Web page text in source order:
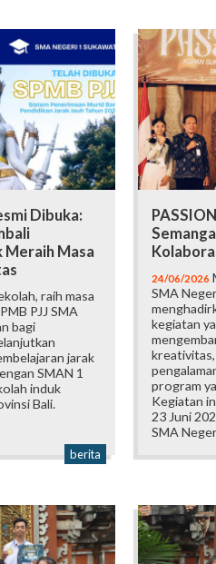
Dibuka:
Meraih Masa
raih masa
PJJ SMA
bagi
jarak
SMAN 1
induk
Bali.
berita
24/06/2026
SMA
kegiatan
program
Kegiatan
23 Juni
SMA